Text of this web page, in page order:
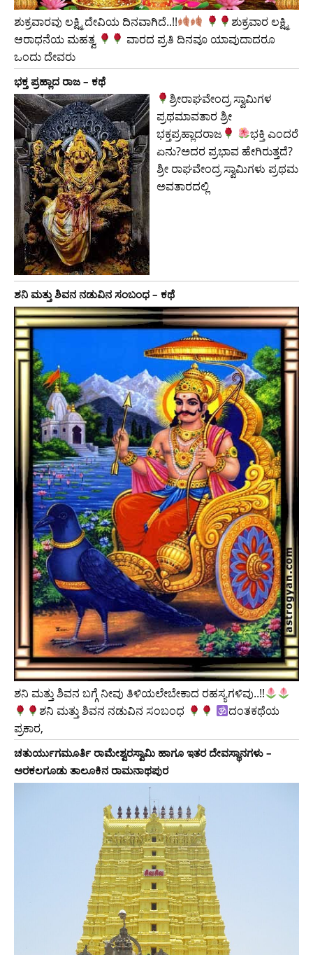
ಶುಕ್ರವಾರವು ಲಕ್ಷ್ಮಿ ದೇವಿಯ ದಿನವಾಗಿದೆ..!!
​ಶುಕ್ರವಾರ ಲಕ್ಷ್ಮಿ
ಆರಾಧನೆಯ ಮಹತ್ವ
ವಾರದ ಪ್ರತಿ ದಿನವೂ ಯಾವುದಾದರೂ
ಒಂದು ದೇವರು
ಭಕ್ತ ಪ್ರಹ್ಲಾದ ರಾಜ – ಕಥೆ
ಶ್ರೀರಾಘವೇಂದ್ರ ಸ್ವಾಮಿಗಳ
ಪ್ರಥಮಾವತಾರ ಶ್ರೀ
ಭಕ್ತಪ್ರಹ್ಲಾದರಾಜ
ಭಕ್ತಿ ಎಂದರೆ
ಏನು?ಅದರ ಪ್ರಭಾವ ಹೇಗಿರುತ್ತದೆ?
ಶ್ರೀ ರಾಘವೇಂದ್ರ ಸ್ವಾಮಿಗಳು ಪ್ರಥಮ
ಅವತಾರದಲ್ಲಿ
ಶನಿ ಮತ್ತು ಶಿವನ ನಡುವಿನ ಸಂಬಂಧ – ಕಥೆ
ಶನಿ ಮತ್ತು ಶಿವನ ಬಗ್ಗೆ ನೀವು ತಿಳಿಯಲೇಬೇಕಾದ ರಹಸ್ಯಗಳಿವು..!!
ಶನಿ ಮತ್ತು ಶಿವನ ನಡುವಿನ ಸಂಬಂಧ
ದಂತಕಥೆಯ
ಪ್ರಕಾರ,
ಚತುರ್ಯುಗಮೂರ್ತಿ ರಾಮೇಶ್ವರಸ್ವಾಮಿ ಹಾಗೂ ಇತರ ದೇವಸ್ಥಾನಗಳು –
ಅರಕಲಗೂಡು ತಾಲೂಕಿನ ರಾಮನಾಥಪುರ